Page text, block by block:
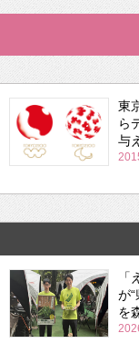
東
ら
与
が
を